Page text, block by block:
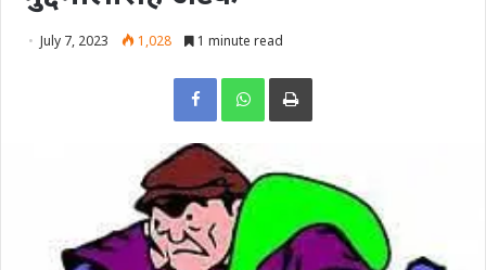
July 7, 2023 1,028 1 minute read
Print